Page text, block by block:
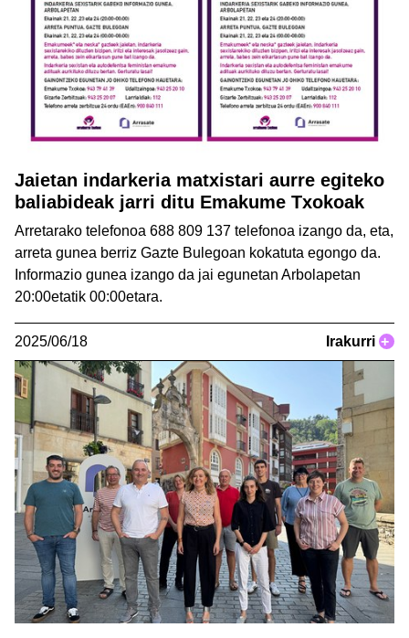
Jaietan indarkeria matxistari aurre egiteko
baliabideak jarri ditu Emakume Txokoak
Arretarako telefonoa 688 809 137 telefonoa izango da, eta,
arreta gunea berriz Gazte Bulegoan kokatuta egongo da.
Informazio gunea izango da jai egunetan Arbolapetan
20:00etatik 00:00etara.
2025/06/18 Irakurri +